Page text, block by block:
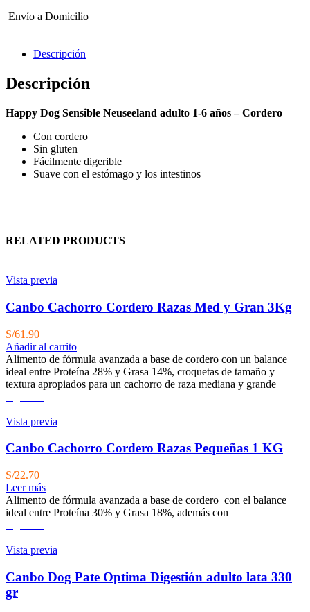
Envío a Domicilio
Descripción
Descripción
Happy Dog Sensible Neuseeland adulto 1-6 años – Cordero
Con cordero
Sin gluten
Fácilmente digerible
Suave con el estómago y los intestinos
RELATED PRODUCTS
Vista previa
Canbo Cachorro Cordero Razas Med y Gran 3Kg
S/61.90
Añadir al carrito
Alimento de fórmula avanzada a base de cordero con un balance
ideal entre Proteína 28% y Grasa 14%, croquetas de tamaño y
textura apropiados para un cachorro de raza mediana y grande
Vista previa
Canbo Cachorro Cordero Razas Pequeñas 1 KG
S/22.70
Leer más
Alimento de fórmula avanzada a base de cordero con el balance
ideal entre Proteína 30% y Grasa 18%, además con
Vista previa
Canbo Dog Pate Optima Digestión adulto lata 330
gr